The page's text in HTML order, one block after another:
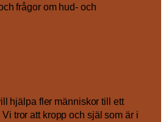
frågor om hud- och
hjälpa fler människor till ett
tror att kropp och själ som är i